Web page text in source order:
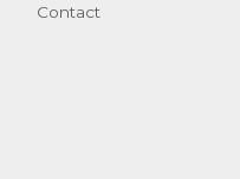
Contact